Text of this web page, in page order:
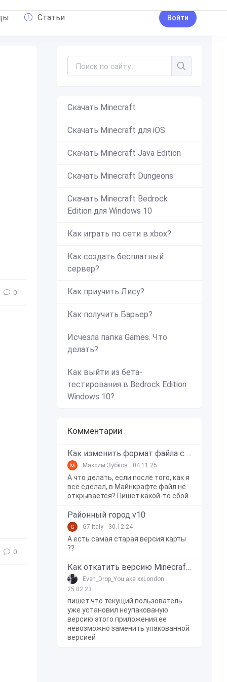
Статьи Войти
0
0
Скачать Minecraft
Скачать Minecraft для iOS
Скачать Minecraft Java Edition
Скачать Minecraft Dungeons
Скачать Minecraft Bedrock
Edition для Windows 10
Как играть по сети в xbox?
Как создать бесплатный
сервер?
Как приучить Лису?
Как получить Барьер?
Исчезла папка Games. Что
делать?
Как выйти из бета-
тестирования в Bedrock Edition
Windows 10?
Комментарии
Как изменить формат файла с zip в mcworld?
Максим Зубков 04.11.25
А что делать, если после того, как я
всё сделал, в Майнкрафте файл не
открывается? Пишет какой-то сбой
Районный город v10
G7 Italy 30.12.24
А есть самая старая версия карты
??
Как откатить версию Minecraft Bedrock Edition на Windows 10?
Even_Drop_You aka xxLondon
25.02.23
пишет что текущий пользователь
уже установил неупакованую
версию этого приложения.ее
невозможно заменить упакованной
версией